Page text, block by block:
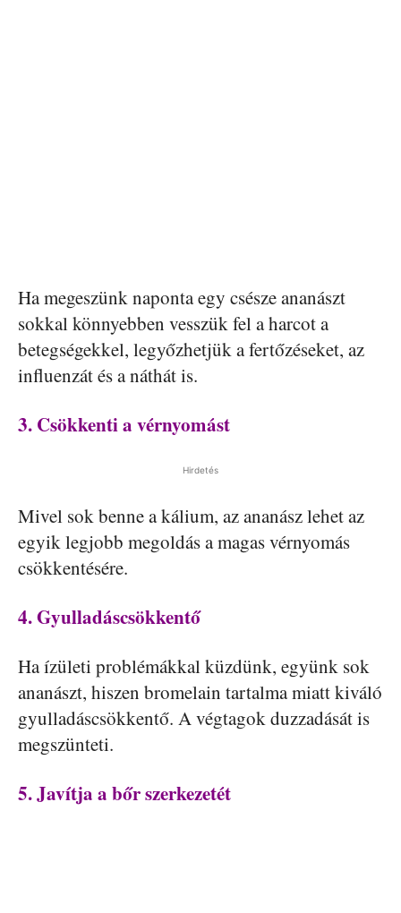
Ha megeszünk naponta egy csésze ananászt
sokkal könnyebben vesszük fel a harcot a
betegségekkel, legyőzhetjük a fertőzéseket, az
influenzát és a náthát is.
3. Csökkenti a vérnyomást
Hirdetés
Mivel sok benne a kálium, az ananász lehet az
egyik legjobb megoldás a magas vérnyomás
csökkentésére.
4. Gyulladáscsökkentő
Ha ízületi problémákkal küzdünk, együnk sok
ananászt, hiszen bromelain tartalma miatt kiváló
gyulladáscsökkentő. A végtagok duzzadását is
megszünteti.
5. Javítja a bőr szerkezetét